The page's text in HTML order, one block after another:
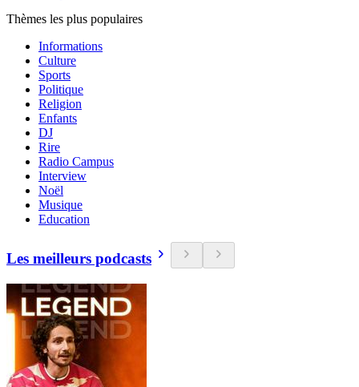
Thèmes les plus populaires
Informations
Culture
Sports
Politique
Religion
Enfants
DJ
Rire
Radio Campus
Interview
Noël
Musique
Education
Les meilleurs podcasts